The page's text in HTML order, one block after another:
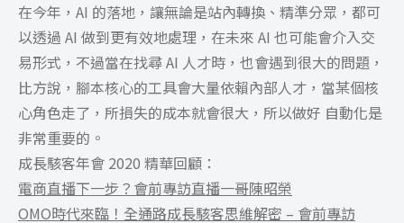
在今年，AI 的落地，讓無論是站內轉換、精準分眾，都可
以透過 AI 做到更有效地處理，在未來 AI 也可能會介入交
易形式，不過當在找尋 AI 人才時，也會遇到很大的問題，
比方說，腳本核心的工具會大量依賴內部人才，當某個核
心角色走了，所損失的成本就會很大，所以做好 自動化是
非常重要的。
成長駭客年會 2020 精華回顧：
電商直播下一步？會前專訪直播一哥陳昭榮
OMO時代來臨！全通路成長駭客思維解密 – 會前專訪